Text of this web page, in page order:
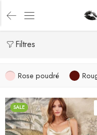
Filtres
Rose poudré
SALE